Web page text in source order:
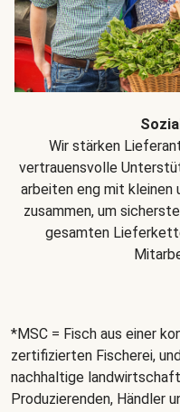
Wir stärken
vertrauensvolle
arbeiten eng mit
zusammen, um
gesamten
*MSC = Fisch aus einer
zertifizierten Fischerei,
nachhaltige
Produzierenden, Händler